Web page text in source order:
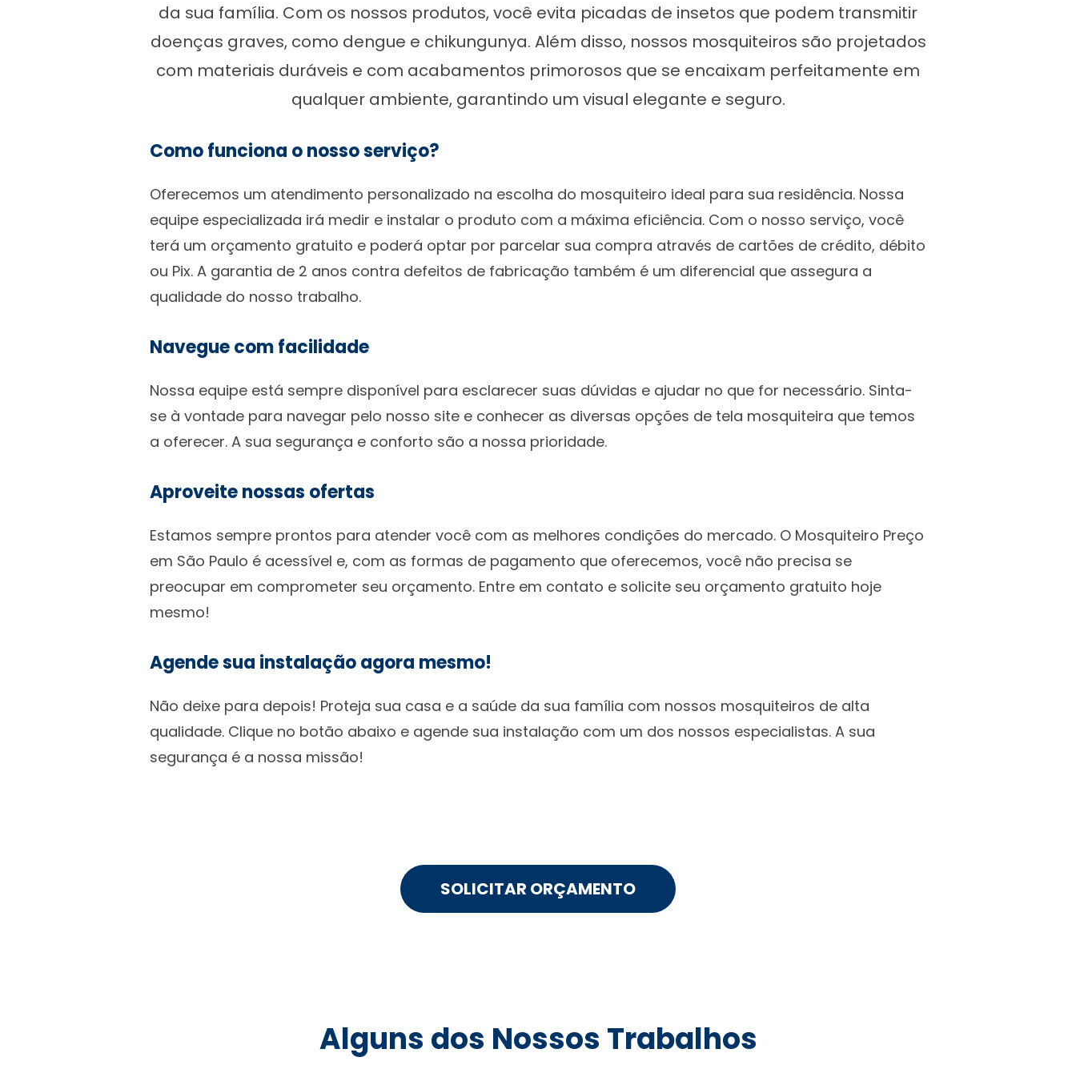
da sua família. Com os nossos produtos, você evita picadas de insetos que podem transmitir
doenças graves, como dengue e chikungunya. Além disso, nossos mosquiteiros são projetados
com materiais duráveis e com acabamentos primorosos que se encaixam perfeitamente em
qualquer ambiente, garantindo um visual elegante e seguro.
Como funciona o nosso serviço?
Oferecemos um atendimento personalizado na escolha do mosquiteiro ideal para sua residência. Nossa
equipe especializada irá medir e instalar o produto com a máxima eficiência. Com o nosso serviço, você
terá um orçamento gratuito e poderá optar por parcelar sua compra através de cartões de crédito, débito
ou Pix. A garantia de 2 anos contra defeitos de fabricação também é um diferencial que assegura a
qualidade do nosso trabalho.
Navegue com facilidade
Nossa equipe está sempre disponível para esclarecer suas dúvidas e ajudar no que for necessário. Sinta-
se à vontade para navegar pelo nosso site e conhecer as diversas opções de tela mosquiteira que temos
a oferecer. A sua segurança e conforto são a nossa prioridade.
Aproveite nossas ofertas
Estamos sempre prontos para atender você com as melhores condições do mercado. O Mosquiteiro Preço
em São Paulo é acessível e, com as formas de pagamento que oferecemos, você não precisa se
preocupar em comprometer seu orçamento. Entre em contato e solicite seu orçamento gratuito hoje
mesmo!
Agende sua instalação agora mesmo!
Não deixe para depois! Proteja sua casa e a saúde da sua família com nossos mosquiteiros de alta
qualidade. Clique no botão abaixo e agende sua instalação com um dos nossos especialistas. A sua
segurança é a nossa missão!
SOLICITAR ORÇAMENTO
Alguns dos Nossos Trabalhos